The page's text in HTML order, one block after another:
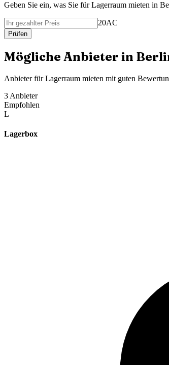
Geben Sie ein, was Sie fürLagerraum mieten in
20AC
Prüfen
Mögliche Anbieter in
Anbieter fürLagerraum mieten mit guten
3 Anbieter
Empfohlen
L
Lagerbox